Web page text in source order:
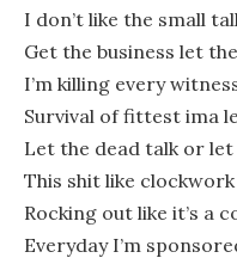
I don’t like the small
Get the business let
I’m killing every
Survival of fittest ima
Let the dead talk or let
This shit like
Rocking out like it’s a
Everyday I’m